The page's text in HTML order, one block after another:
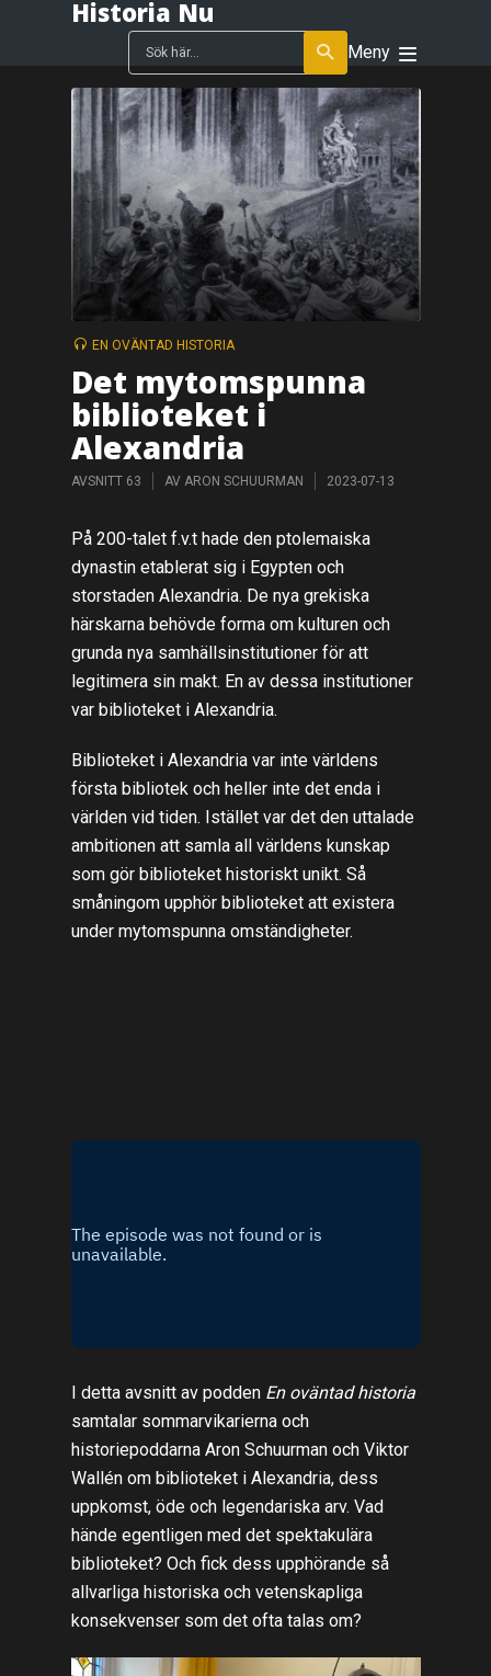
Historia Nu
Meny
EN OVÄNTAD HISTORIA
Det mytomspunna
biblioteket i
Alexandria
AVSNITT 63 AV ARON SCHUURMAN 2023-07-13
På 200-talet f.v.t hade den ptolemaiska
dynastin etablerat sig i Egypten och
storstaden Alexandria. De nya grekiska
härskarna behövde forma om kulturen och
grunda nya samhällsinstitutioner för att
legitimera sin makt. En av dessa institutioner
var biblioteket i Alexandria.
Biblioteket i Alexandria var inte världens
första bibliotek och heller inte det enda i
världen vid tiden. Istället var det den uttalade
ambitionen att samla all världens kunskap
som gör biblioteket historiskt unikt. Så
småningom upphör biblioteket att existera
under mytomspunna omständigheter.
I detta avsnitt av podden En oväntad historia
samtalar sommarvikarierna och
historiepoddarna Aron Schuurman och Viktor
Wallén om biblioteket i Alexandria, dess
uppkomst, öde och legendariska arv. Vad
hände egentligen med det spektakulära
biblioteket? Och fick dess upphörande så
allvarliga historiska och vetenskapliga
konsekvenser som det ofta talas om?